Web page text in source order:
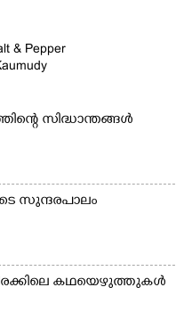
സിദ്ധാന്തങ്ങൾ
സുന്ദരപാലം
കഥയെഴുത്തുകൾ